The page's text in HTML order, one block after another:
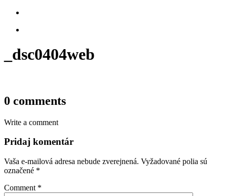
_dsc0404web
0 comments
Write a comment
Pridaj komentár
Vaša e-mailová adresa nebude zverejnená. Vyžadované polia sú
označené *
Comment *